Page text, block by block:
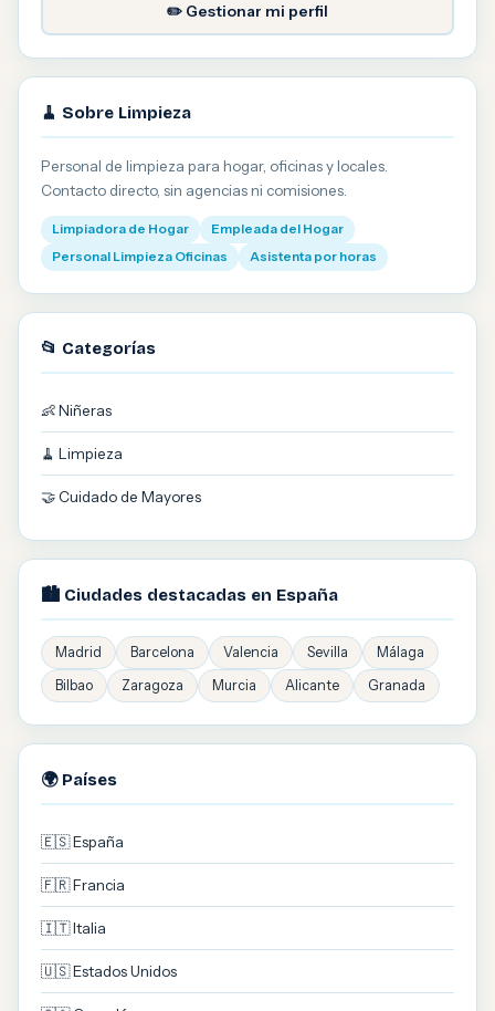
✏️ Gestionar mi perfil
🧹 Sobre Limpieza
Personal de limpieza para hogar, oficinas y locales.
Contacto directo, sin agencias ni comisiones.
Limpiadora de Hogar
Empleada del Hogar
Personal Limpieza Oficinas
Asistenta por horas
📂 Categorías
👶 Niñeras
🧹 Limpieza
🤝 Cuidado de Mayores
🏙️ Ciudades destacadas en España
Madrid Barcelona Valencia Sevilla
Málaga
Bilbao
Zaragoza Murcia Alicante Granada
🌍 Países
🇪🇸 España
🇫🇷 Francia
🇮🇹 Italia
🇺🇸 Estados Unidos